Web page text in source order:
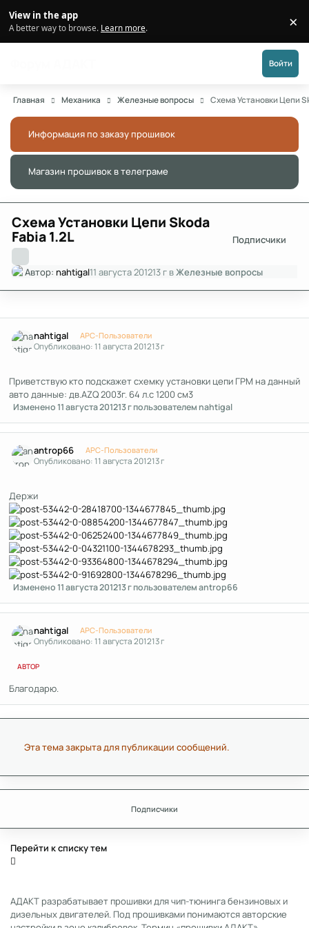
View in the app
A better way to browse. Learn more. ×
Войти
Главная Механика Железные вопросы Схема Установки Цепи
Информация по заказу прошивок
Магазин прошивок в телеграме
Схема Установки Цепи Skoda
Fabia 1.2L Подписчики
Автор: nahtigal11 августа 201213 г в Железные вопросы
nahtigal APC-Пользователи
Опубликовано:11 августа 201213 г
Приветствую кто подскажет схемку установки цепи ГРМ на данный
авто данные: дв.AZQ 2003г. 64 л.с 1200 см3
Изменено11 августа 201213 гпользователем nahtigal
antrop66 APC-Пользователи
Опубликовано:11 августа 201213 г
Держи
Изменено11 августа 201213 гпользователем antrop66
nahtigal APC-Пользователи
Опубликовано:11 августа 201213 г
АВТОР
Благодарю.
Эта тема закрыта для публикации сообщений.
Подписчики
Перейти к списку тем
АДАКТ разрабатывает прошивки для чип-тюнинга бензиновых и
дизельных двигателей. Под прошивками понимаются авторские